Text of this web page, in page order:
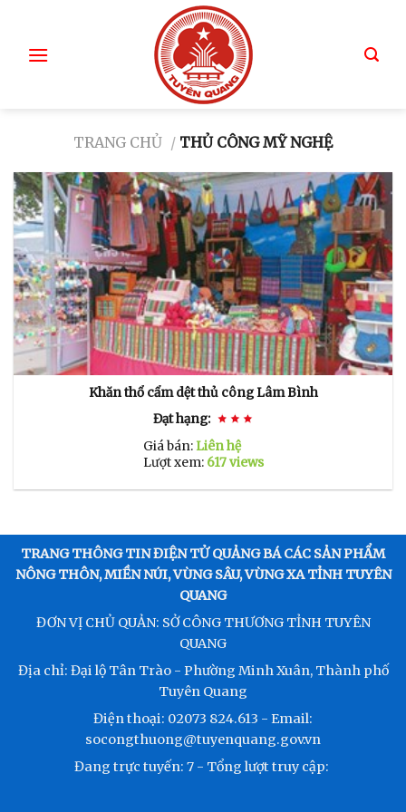
TRANG CHỦ / THỦ CÔNG MỸ NGHỆ
Khăn thổ cẩm dệt thủ công Lâm Bình
Đạt hạng:
Giá bán:Liên hệ
Lượt xem: 617 views
TRANG THÔNG TIN ĐIỆN TỬ QUẢNG BÁ CÁC SẢN PHẨM
NÔNG THÔN, MIỀN NÚI, VÙNG SÂU, VÙNG XA TỈNH TUYÊN
QUANG
ĐƠN VỊ CHỦ QUẢN: SỞ CÔNG THƯƠNG TỈNH TUYÊN
QUANG
Địa chỉ: Đại lộ Tân Trào - Phường Minh Xuân, Thành phố
Tuyên Quang
Điện thoại: 02073 824.613 - Email:
socongthuong@tuyenquang.gov.vn
Đang trực tuyến: 7 - Tổng lượt truy cập: